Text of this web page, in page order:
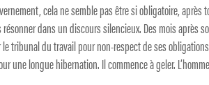
cela ne semble pas être si obligatoire, après
dans un discours silencieux. Des mois après
tribunal du travail pour non-respect de ses
une longue hibernation. Il commence à geler.